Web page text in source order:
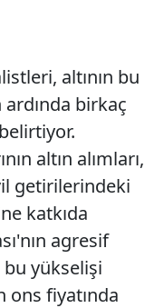
altının bu
ardında birkaç
altın alımları,
getirilerindeki
katkıda
agresif
yükselişi
ons fiyatında